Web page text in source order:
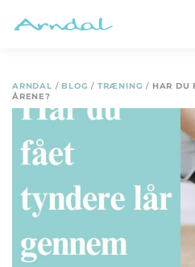
ARNDAL / BLOG / TRÆNING / HAR DU
ÅRENE?